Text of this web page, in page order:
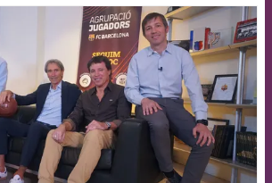
FCB Barcelona badge